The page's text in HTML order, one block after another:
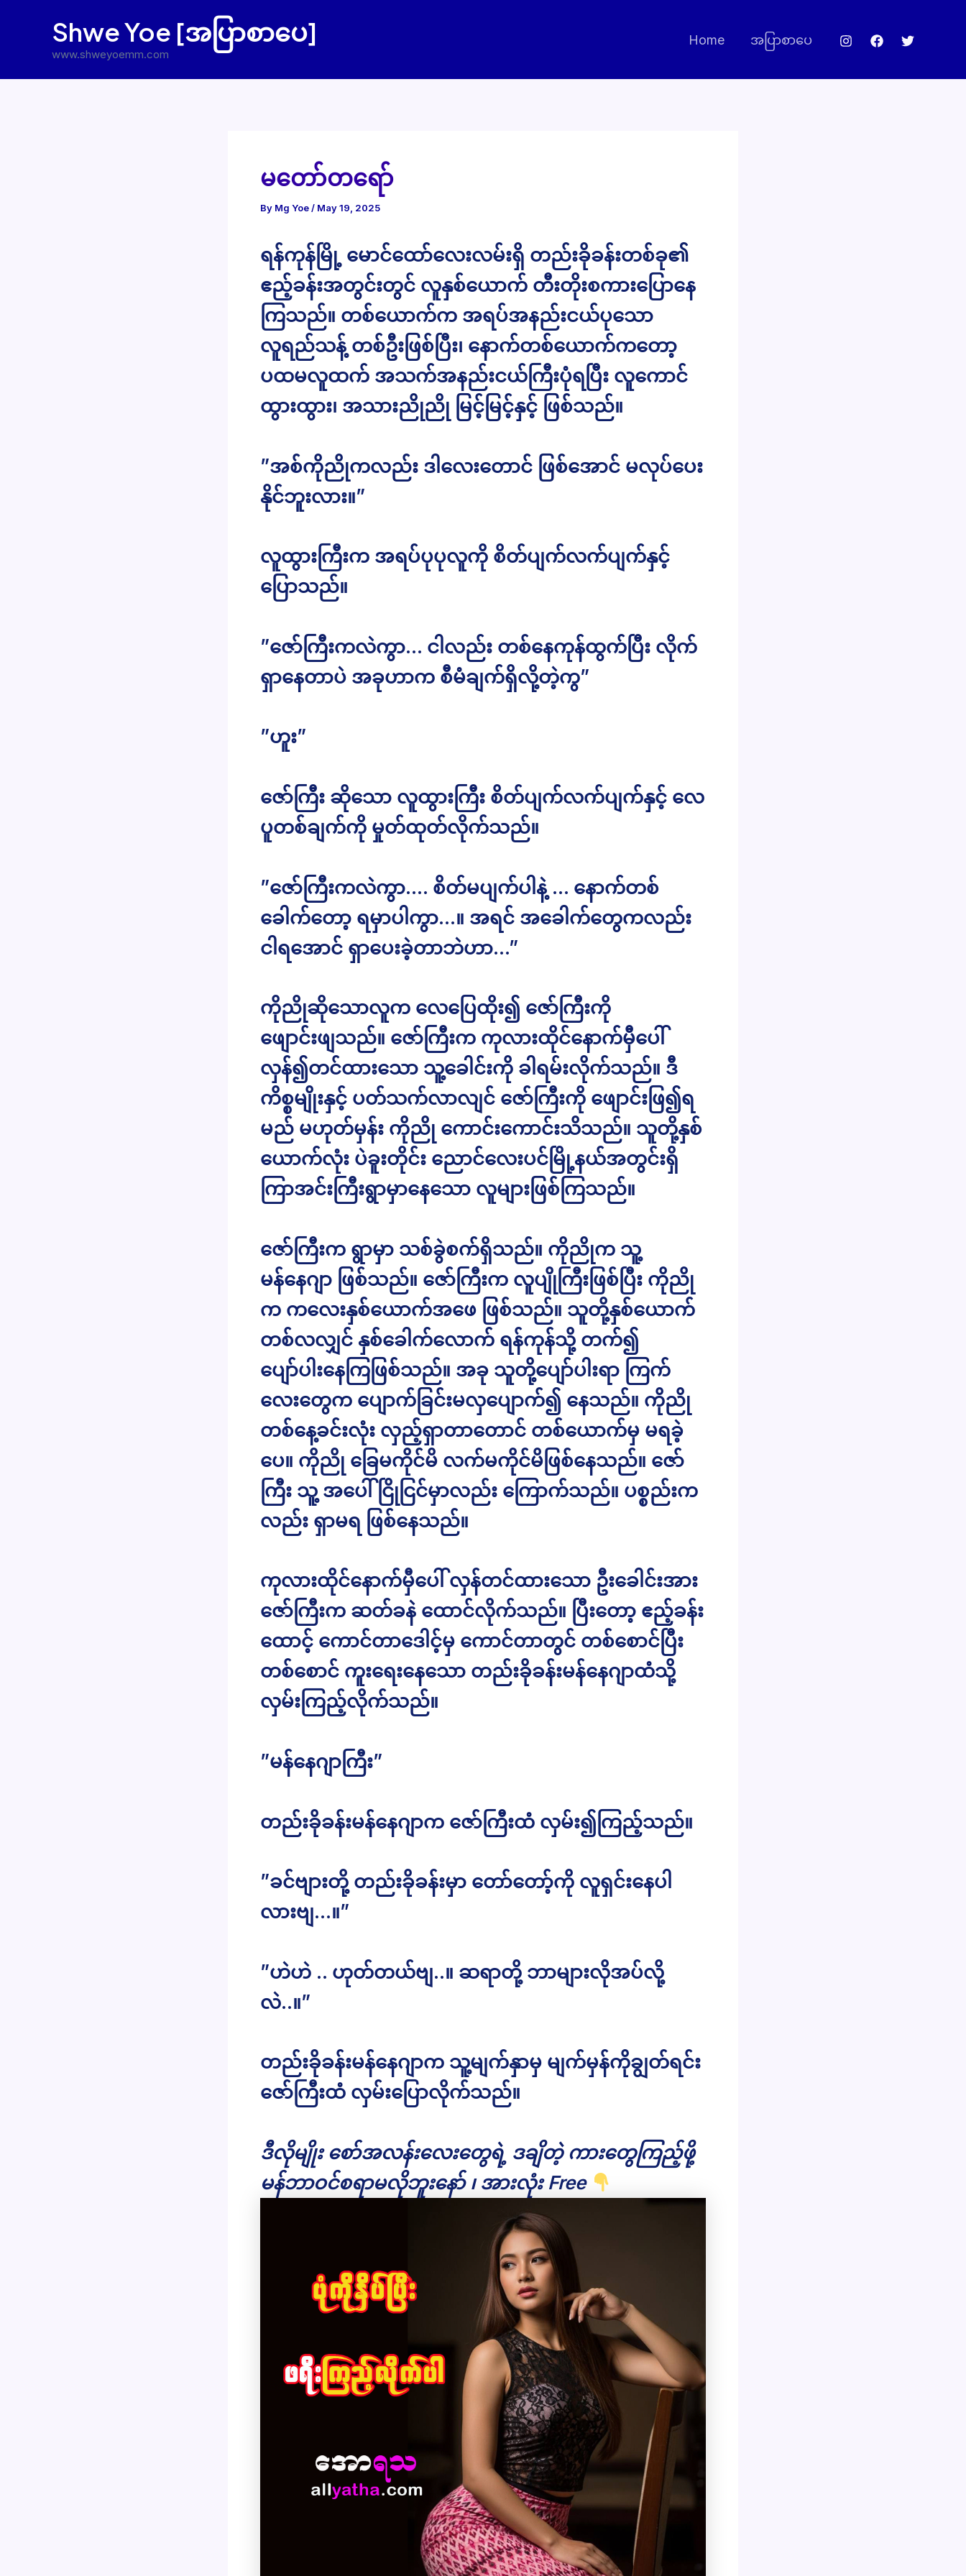
Shwe Yoe [အပြာစာပေ]
www.shweyoemm.com
Home အပြာစာပေ
မတော်တရော်
By Mg Yoe/ May 19, 2025
ရန်ကုန်မြို့ မောင်ထော်လေးလမ်းရှိ တည်းခိုခန်းတစ်ခု၏
ဧည့်ခန်းအတွင်းတွင် လူနှစ်ယောက် တီးတိုးစကားပြောနေ
ကြသည်။ တစ်ယောက်က အရပ်အနည်းငယ်ပုသော
လူရည်သန့် တစ်ဦးဖြစ်ပြီး၊ နောက်တစ်ယောက်ကတော့
ပထမလူထက် အသက်အနည်းငယ်ကြီးပုံရပြီး လူကောင်
ထွားထွား၊ အသားညိုညို မြင့်မြင့်နှင့် ဖြစ်သည်။
”အစ်ကိုညိုကလည်း ဒါလေးတောင် ဖြစ်အောင် မလုပ်ပေး
နိုင်ဘူးလား။”
လူထွားကြီးက အရပ်ပုပုလူကို စိတ်ပျက်လက်ပျက်နှင့်
ပြောသည်။
”ဇော်ကြီးကလဲကွာ… ငါလည်း တစ်နေကုန်ထွက်ပြီး လိုက်
ရှာနေတာပဲ အခုဟာက စီမံချက်ရှိလို့တဲ့ကွ”
”ဟူး”
ဇော်ကြီး ဆိုသော လူထွားကြီး စိတ်ပျက်လက်ပျက်နှင့် လေ
ပူတစ်ချက်ကို မှုတ်ထုတ်လိုက်သည်။
”ဇော်ကြီးကလဲကွာ…. စိတ်မပျက်ပါနဲ့ … နောက်တစ်
ခေါက်တော့ ရမှာပါကွာ…။ အရင် အခေါက်တွေကလည်း
ငါရအောင် ရှာပေးခဲ့တာဘဲဟာ…”
ကိုညိုဆိုသောလူက လေပြေထိုး၍ ဇော်ကြီးကို
ဖျောင်းဖျသည်။ ဇော်ကြီးက ကုလားထိုင်နောက်မှီပေါ်
လှန်၍တင်ထားသော သူ့ခေါင်းကို ခါရမ်းလိုက်သည်။ ဒီ
ကိစ္စမျိုးနှင့် ပတ်သက်လာလျင် ဇော်ကြီးကို ဖျောင်းဖြ၍ရ
မည် မဟုတ်မှန်း ကိုညို ကောင်းကောင်းသိသည်။ သူတို့နှစ်
ယောက်လုံး ပဲခူးတိုင်း ညောင်လေးပင်မြို့နယ်အတွင်းရှိ
ကြာအင်းကြီးရွာမှာနေသော လူများဖြစ်ကြသည်။
ဇော်ကြီးက ရွာမှာ သစ်ခွဲစက်ရှိသည်။ ကိုညိုက သူ့
မန်နေဂျာ ဖြစ်သည်။ ဇော်ကြီးက လူပျိုကြီးဖြစ်ပြီး ကိုညို
က ကလေးနှစ်ယောက်အဖေ ဖြစ်သည်။ သူတို့နှစ်ယောက်
တစ်လလျှင် နှစ်ခေါက်လောက် ရန်ကုန်သို့ တက်၍
ပျော်ပါးနေကြဖြစ်သည်။ အခု သူတို့ပျော်ပါးရာ ကြက်
လေးတွေက ပျောက်ခြင်းမလှပျောက်၍ နေသည်။ ကိုညို
တစ်နေ့ခင်းလုံး လှည့်ရှာတာတောင် တစ်ယောက်မှ မရခဲ့
ပေ။ ကိုညို ခြေမကိုင်မိ လက်မကိုင်မိဖြစ်နေသည်။ ဇော်
ကြီး သူ့ အပေါ် ငြိုငြင်မှာလည်း ကြောက်သည်။ ပစ္စည်းက
လည်း ရှာမရ ဖြစ်နေသည်။
ကုလားထိုင်နောက်မှီပေါ် လှန်တင်ထားသော ဦးခေါင်းအား
ဇော်ကြီးက ဆတ်ခနဲ ထောင်လိုက်သည်။ ပြီးတော့ ဧည့်ခန်း
ထောင့် ကောင်တာဒေါင့်မှ ကောင်တာတွင် တစ်စောင်ပြီး
တစ်စောင် ကူးရေးနေသော တည်းခိုခန်းမန်နေဂျာထံသို့
လှမ်းကြည့်လိုက်သည်။
”မန်နေဂျာကြီး”
တည်းခိုခန်းမန်နေဂျာက ဇော်ကြီးထံ လှမ်း၍ကြည့်သည်။
”ခင်ဗျားတို့ တည်းခိုခန်းမှာ တော်တော့်ကို လူရှင်းနေပါ
လားဗျ…။”
”ဟဲဟဲ .. ဟုတ်တယ်ဗျ..။ ဆရာတို့ ဘာများလိုအပ်လို့
လဲ..။”
တည်းခိုခန်းမန်နေဂျာက သူ့မျက်နှာမှ မျက်မှန်ကိုချွတ်ရင်း
ဇော်ကြီးထံ လှမ်းပြောလိုက်သည်။
ဒီလိုမျိုး စော်အလန်းလေးတွေရဲ့ ဒချိတဲ့ ကားတွေကြည့်ဖို့
မန်ဘာဝင်စရာမလိုဘူးနော် ၊ အားလုံး Free